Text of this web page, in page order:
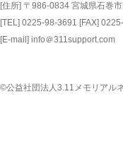
[住所] 〒986-0834 宮城県石巻
[TEL] 0225-98-3691 [FAX]
[E-mail] info＠311support.com
©公益社団法人3.11メモリアル